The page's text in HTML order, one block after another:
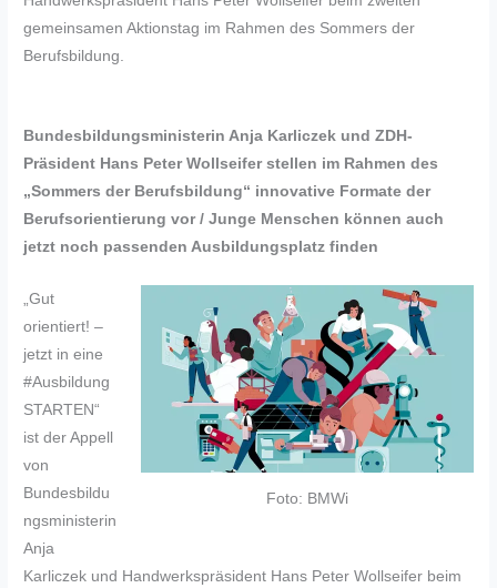
gemeinsamen Aktionstag im Rahmen des Sommers der
Berufsbildung.
Bundesbildungsministerin Anja Karliczek und ZDH-
Präsident Hans Peter Wollseifer stellen im Rahmen des
„Sommers der Berufsbildung“ innovative Formate der
Berufsorientierung vor / Junge Menschen können auch
jetzt noch passenden Ausbildungsplatz finden
Foto: BMWi
„Gut
orientiert! –
jetzt in eine
#Ausbildung
STARTEN“
ist der Appell
von
Bundesbildu
ngsministerin
Anja
Karliczek und Handwerkspräsident Hans Peter Wollseifer beim